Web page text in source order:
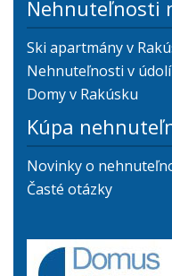
Nehnuteľnosti
Ski apartmány v
Nehnuteľnosti v
Domy v Rakúsku
Kúpa
Novinky o
Časté otázky